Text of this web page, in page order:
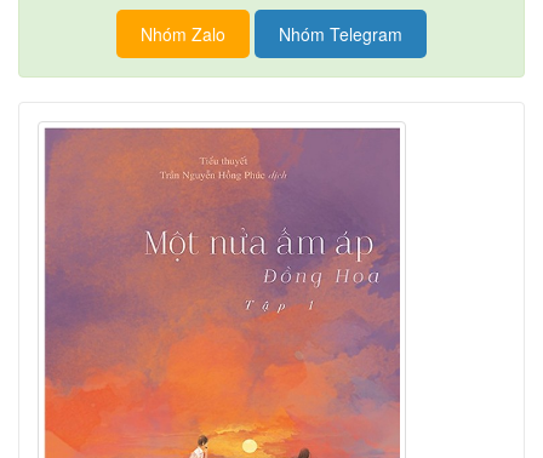
Nhóm Zalo Nhóm Telegram